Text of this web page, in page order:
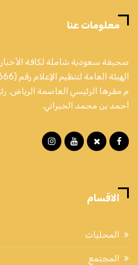
معلومات عنا
صحيفة سعودية شاملة لكافة
م مقرها الرئيسي العاصمة الرياض.
أحمد بن محمد الخبراني.
الاقسام
المحليات
المجتمع